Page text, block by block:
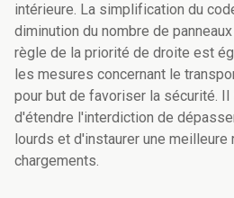
intérieure. La simplification du
diminution du nombre de
règle de la priorité de droite est
les mesures concernant le
pour but de favoriser la sécurité.
d'étendre l'interdiction de
lourds et d'instaurer une
chargements.